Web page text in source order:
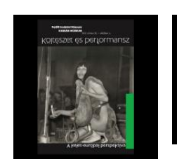
Image